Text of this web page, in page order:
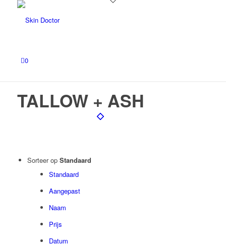
0
TALLOW + ASH
Filter assortiment
Accessoires
Must Haves
REF Stockholm
Sorteer op Standaard
Standaard
Aangepast
Naam
Prijs
Datum